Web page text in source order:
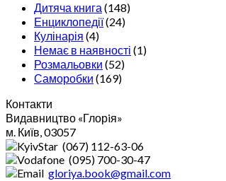
Дитяча книга (148)
Енциклопедії(24)
Кулінарія (4)
Немає в наявності (1)
Розмальовки (52)
Саморобки (169)
Контакти
Видавництво «Глорiя»
м. Київ, 03057
(067) 112-63-06
(095) 700-30-47
gloriya.book@gmail.com